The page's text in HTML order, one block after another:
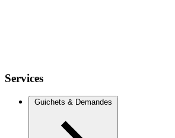
Services
Guichets & Demandes